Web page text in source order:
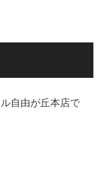
自由が丘本店で